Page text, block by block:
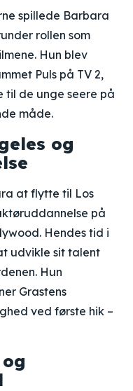
spillede Barbara
rollen som
Hun blev
Puls på TV 2,
til de unge seere på
måde.
og
at flytte til Los
på
Hendes tid i
udvikle sit talent
Hun
Grastens
ved første hik –